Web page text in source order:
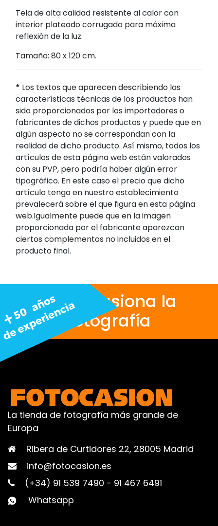
Tela de alta calidad resistente al calor con
interior plateado corrugado para máxima
reflexión de la luz.
Tamaño: 80 x 120 cm.
* Los textos que aparecen describiendo las
características técnicas de los productos han
sido proporcionados por los importadores o
fabricantes de dichos productos y puede que en
algún aspecto no se correspondan con la
realidad de dicho producto. Así mismo, todos los
artículos de esta página web están valorados
con su PVP, pero podría haber algún error
tipográfico. En este caso el precio que dicho
artículo tenga en nuestro establecimiento
prevalecerá sobre el que figura en esta página
web.Igualmente puede que en la imagen
proporcionada por el fabricante aparezcan
ciertos complementos no incluidos en el
producto final.
Nos apasiona la
fotografía
La tienda de fotografía más grande de
Europa
Ribera de Curtidores 22, 28005 Madrid
info@fotocasion.es
(+34) 91 539 7490 - 91 467 6491
Whatsapp